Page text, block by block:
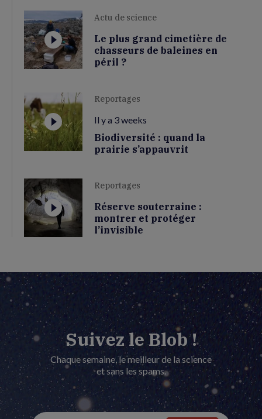
Actu de science
Le plus grand cimetière de
chasseurs de baleines en
péril ?
Reportages
Il y a 3 weeks
Biodiversité : quand la
prairie s’appauvrit
Reportages
Réserve souterraine :
montrer et protéger
l’invisible
Suivez le Blob !
Chaque semaine, le meilleur de la science
et sans les spams.